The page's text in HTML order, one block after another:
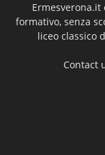
formativo, senza
liceo classico
Contact